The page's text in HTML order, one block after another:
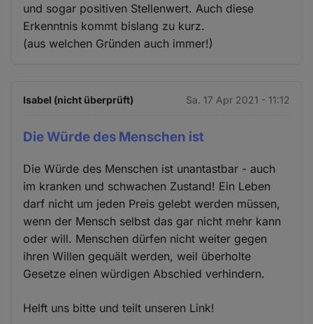
und sogar positiven Stellenwert. Auch diese
Erkenntnis kommt bislang zu kurz.
(aus welchen Gründen auch immer!)
Isabel (nicht überprüft) Sa. 17 Apr 2021 - 11:12
Die Würde des Menschen ist
Die Würde des Menschen ist unantastbar - auch
im kranken und schwachen Zustand! Ein Leben
darf nicht um jeden Preis gelebt werden müssen,
wenn der Mensch selbst das gar nicht mehr kann
oder will. Menschen dürfen nicht weiter gegen
ihren Willen gequält werden, weil überholte
Gesetze einen würdigen Abschied verhindern.
Helft uns bitte und teilt unseren Link!